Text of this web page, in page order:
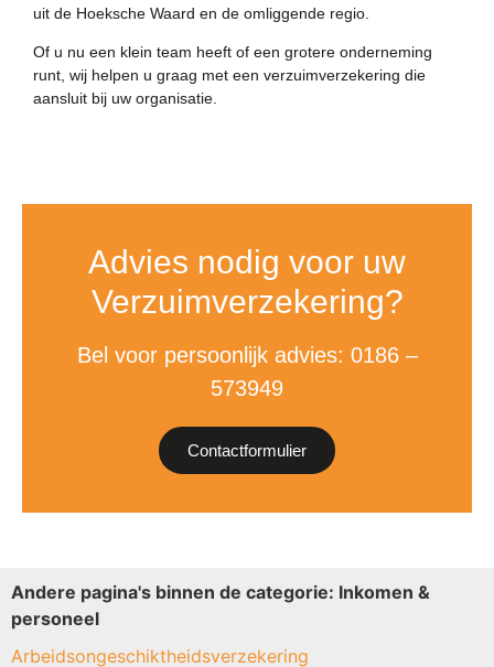
uit de Hoeksche Waard en de omliggende regio.
Of u nu een klein team heeft of een grotere onderneming
runt, wij helpen u graag met een verzuimverzekering die
aansluit bij uw organisatie.
Advies nodig voor uw
Verzuimverzekering?
Bel voor persoonlijk advies: 0186 –
573949
Contactformulier
Andere pagina's binnen de categorie: Inkomen &
personeel
Arbeidsongeschiktheidsverzekering